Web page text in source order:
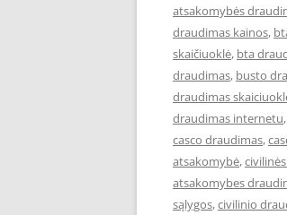
atsakomybės
draudimas kainos,
skaičiuoklė, bta
draudimas, busto
draudimas
draudimas internetu,
casco draudimas,
atsakomybė,
atsakomybes
sąlygos,civilinio